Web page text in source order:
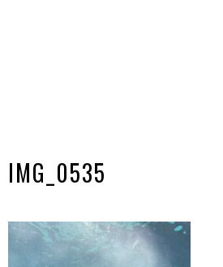
IMG_0535